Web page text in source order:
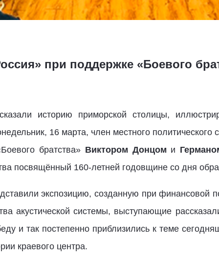
при поддержке «Боевого
историю приморской столицы,
16 марта, член местного политического
братства» Виктором Донцом и
посвящённый 160-летней годовщине со дня
экспозицию, созданную при финансовой
акустической системы, выступающие
и так постепенно приблизились к теме
краевого центра.